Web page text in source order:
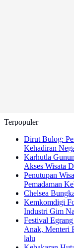
Terpopuler
Dirut Bulog:
Kehadiran
Karhutla
Akses Wisata
Penutupan
Pemadaman
Chelsea
Kemkomdigi
Industri Gim
Festival
Anak, Menteri
lalu